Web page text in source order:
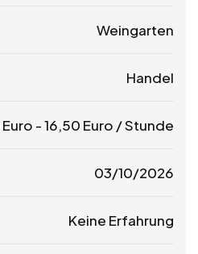
Weingarten
Handel
Euro -16,50 Euro / Stunde
03/10/2026
Keine Erfahrung